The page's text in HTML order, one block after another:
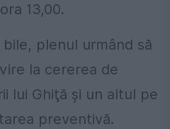
13,00.
plenul urmând să
la cererea de
lui Ghiţă şi un altul pe
preventivă.